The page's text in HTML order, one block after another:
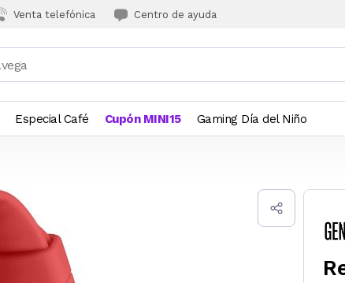
Venta telefónica Centro de ayuda
Especial Café Cupón MINI15 Gaming Día del Niño